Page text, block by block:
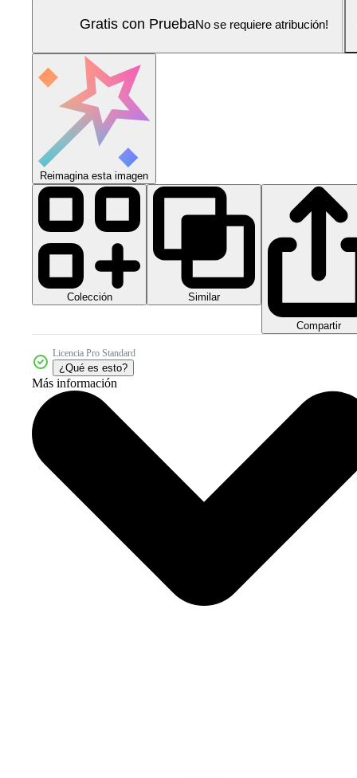
Gratis con PruebaNo se requiere atribución!
Reimagina esta imagen
Colección Similar
Compartir
Licencia Pro Standard
¿Qué es esto?
Más información